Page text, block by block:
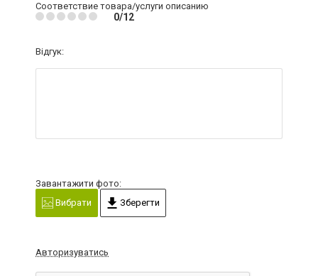
Соответствие товара/услуги описанию
0/12
Відгук:
Завантажити фото:
Вибрати
Зберегти
Авторизуватись